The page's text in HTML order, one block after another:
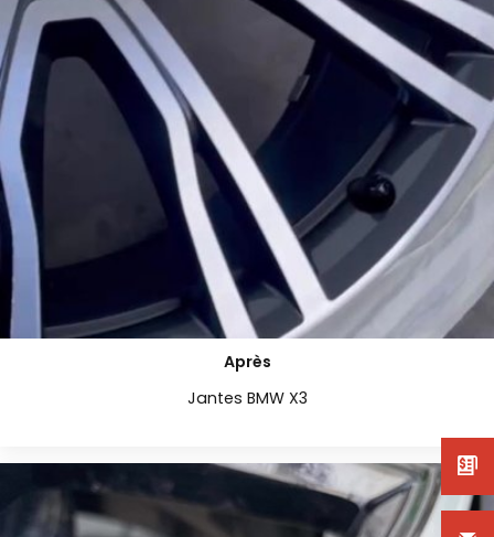
Après
Jantes BMW X3